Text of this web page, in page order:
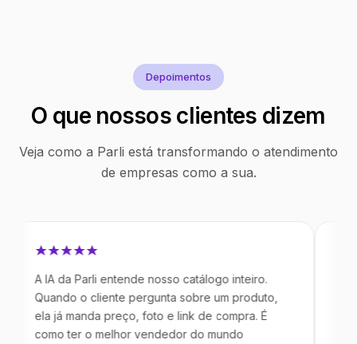
Depoimentos
O que nossos clientes dizem
Veja como a Parli está transformando o atendimento
de empresas como a sua.
da Parli entende nosso catálogo inteiro.
o cliente pergunta sobre um produto,
já manda preço, foto e link de compra. É
ter o melhor vendedor do mundo